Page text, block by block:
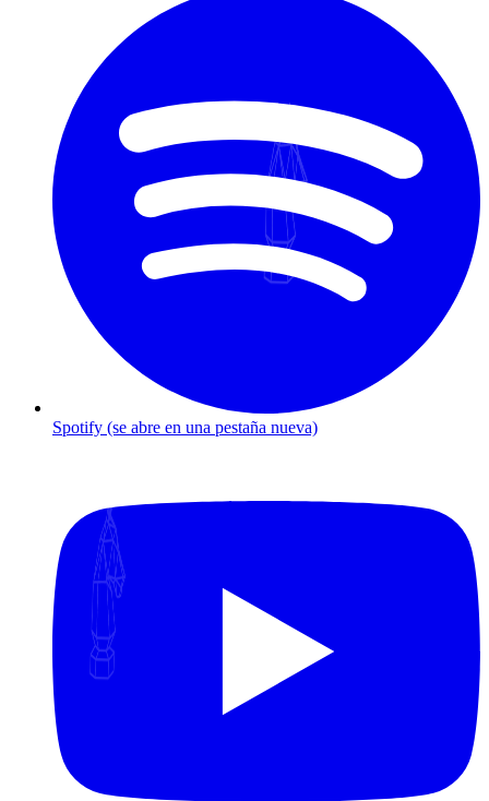
Spotify (se abre en una pestaña nueva)